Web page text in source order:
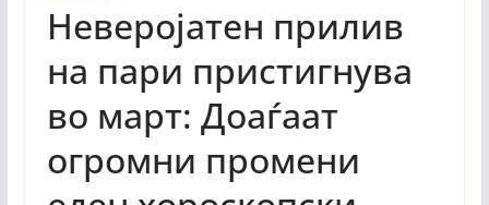
Неверојатен прилив
на пари пристигнува
во март: Доаѓаат
огромни промени